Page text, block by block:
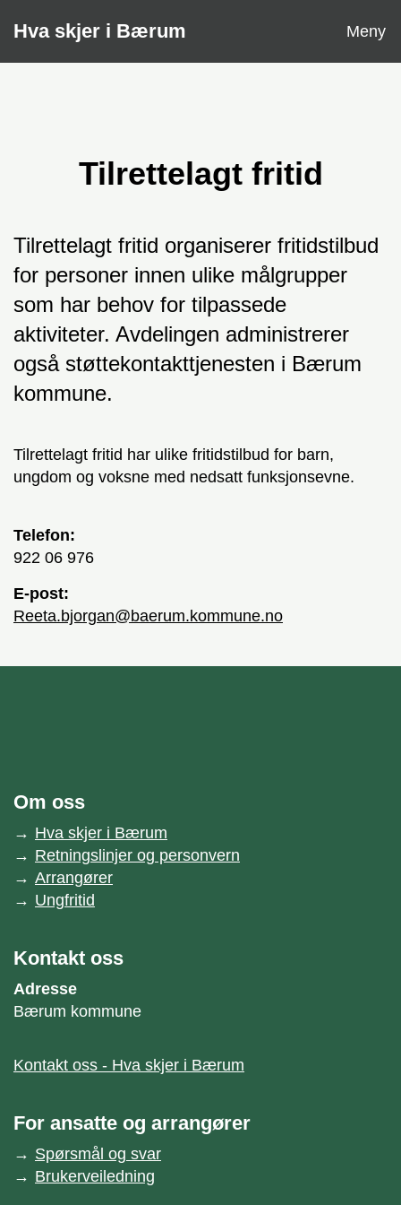
Hva skjer i Bærum Meny
Tilrettelagt fritid
Tilrettelagt fritid organiserer fritidstilbud
for personer innen ulike målgrupper
som har behov for tilpassede
aktiviteter. Avdelingen administrerer
også støttekontakttjenesten i Bærum
kommune.
Tilrettelagt fritid har ulike fritidstilbud for barn,
ungdom og voksne med nedsatt funksjonsevne.
Telefon:
922 06 976
E-post:
reeta.bjorgan@baerum.kommune.no
Om oss
Hva skjer i Bærum
Retningslinjer og personvern
Arrangører
Ungfritid
Kontakt oss
Adresse
Bærum kommune
Kontakt oss - Hva skjer i Bærum
For ansatte og arrangører
Spørsmål og svar
Brukerveiledning